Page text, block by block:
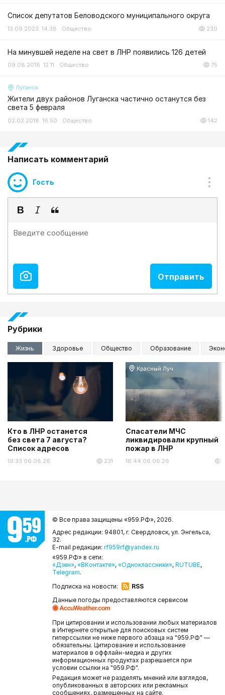
Список депутатов Беловодского муниципального округа
13.09.2023 14:38 Общество 230
На минувшей неделе на свет в ЛНР появились 126 детей
09.08.2018 12:11 Общество 75
Луганск
Жители двух районов Луганска частично останутся без
света 5 февраля
02.02.2018 16:50 Общество 142
Написать комментарий
Гость
Рубрики
Жизнь Здоровье Общество Образование
Кто в ЛНР останется
без света 7 августа?
Список адресов
19:33 06.08.26 231
Красный Луч
Спасатели МЧС
ликвидировали крупный
пожар в ЛНР
18:44 06.08.26
© Все права защищены «959.РФ», 2026.
Адрес редакции: 94801, г. Свердловск, ул. Энгельса,
32.
E-mail редакции: rf959rf@yandex.ru
«959.РФ» в сети:
«Дзен», «ВКонтакте», «Одноклассники», RUTUBE,
Telegram.
Подписка на новости:
RSS
Данные погоды предоставляются сервисом
При цитировании и использовании любых материалов
в Интернете открытые для поисковых систем
гиперссылки не ниже первого абзаца на "959.РФ" —
обязательны. Цитирование и использование
материалов в оффлайн-медиа и других
информационных продуктах разрешается при
условии ссылки на "959.РФ".
Редакция может не разделять мнений или взглядов,
опубликованных в авторских или рекламных
сообщениях, размещенных на сайте.